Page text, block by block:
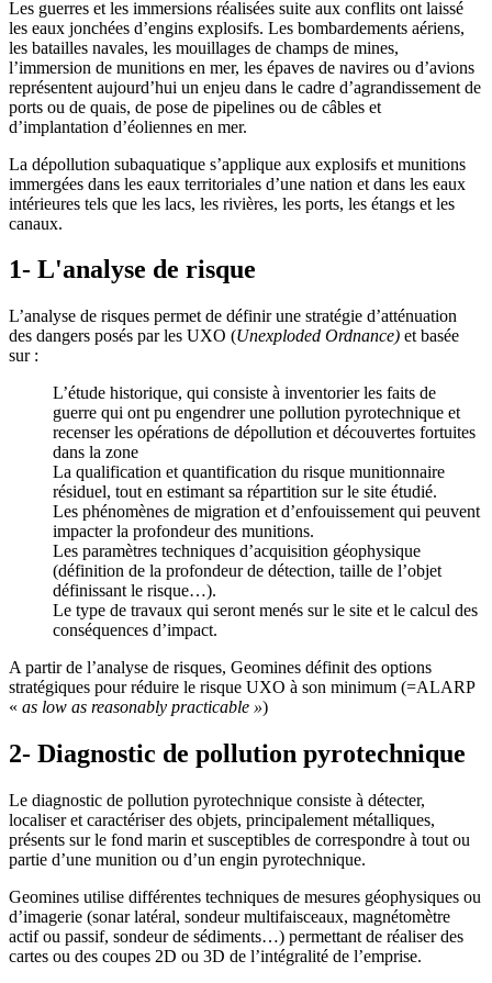
Les guerres et les immersions réalisées suite aux conflits ont laissé
les eaux jonchées d’engins explosifs. Les bombardements aériens,
les batailles navales, les mouillages de champs de mines,
l’immersion de munitions en mer, les épaves de navires ou d’avions
représentent aujourd’hui un enjeu dans le cadre d’agrandissement de
ports ou de quais, de pose de pipelines ou de câbles et
d’implantation d’éoliennes en mer.
La dépollution subaquatique s’applique aux explosifs et munitions
immergées dans les eaux territoriales d’une nation et dans les eaux
intérieures tels que les lacs, les rivières, les ports, les étangs et les
canaux.
1- L'analyse de risque
L’analyse de risques permet de définir une stratégie d’atténuation
des dangers posés par les UXO (Unexploded Ordnance) et basée
sur :
L’étude historique, qui consiste à inventorier les faits de
guerre qui ont pu engendrer une pollution pyrotechnique et
recenser les opérations de dépollution et découvertes fortuites
dans la zone
La qualification et quantification du risque munitionnaire
résiduel, tout en estimant sa répartition sur le site étudié.
Les phénomènes de migration et d’enfouissement qui peuvent
impacter la profondeur des munitions.
Les paramètres techniques d’acquisition géophysique
(définition de la profondeur de détection, taille de l’objet
définissant le risque…).
Le type de travaux qui seront menés sur le site et le calcul des
conséquences d’impact.
A partir de l’analyse de risques, Geomines définit des options
stratégiques pour réduire le risque UXO à son minimum (=ALARP
« as low as reasonably practicable »)
2- Diagnostic de pollution pyrotechnique
Le diagnostic de pollution pyrotechnique consiste à détecter,
localiser et caractériser des objets, principalement métalliques,
présents sur le fond marin et susceptibles de correspondre à tout ou
partie d’une munition ou d’un engin pyrotechnique.
Geomines utilise différentes techniques de mesures géophysiques ou
d’imagerie (sonar latéral, sondeur multifaisceaux, magnétomètre
actif ou passif, sondeur de sédiments…) permettant de réaliser des
cartes ou des coupes 2D ou 3D de l’intégralité de l’emprise.